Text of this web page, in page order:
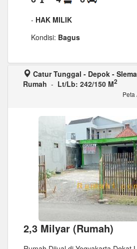
- HAK MILIK
Kondisi: Bagus
Catur Tunggal - Depok -
Rumah - Lt/Lb: 242/150 M2
Peta
2,3 Milyar (Rumah)